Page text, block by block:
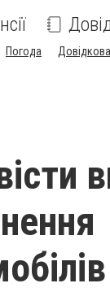
Погода Довідкова